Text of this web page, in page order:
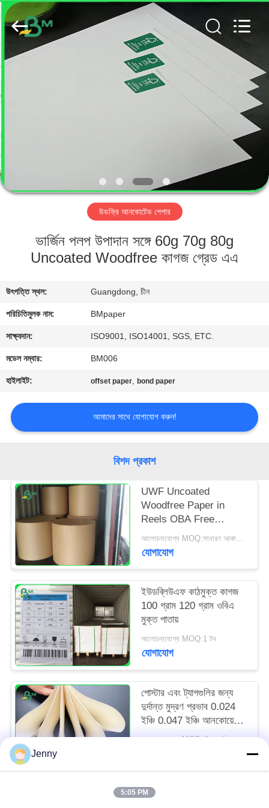
বাড়ি
পণ্য
আমাদের
সম্পর্কে
কারখানা
যোগাযোগ
করুন
খবর
কেস
PRIVACY
POLICY
GUANGZHOU
BMPAPER
CO.,
LTD..
Reserved.
উডফ্রি আনকোটেড পেপার
ভার্জিন পলপ উপাদান সঙ্গে 60g 70g 80g
Uncoated Woodfree কাগজ গ্রেড এএ
উৎপত্তি স্থল: Guangdong, চীন
পরিচিতিমুলক নাম: BMpaper
সাক্ষ্যদান: ISO9001, ISO14001, SGS, ETC.
মডেল নম্বার: BM006
হাইলাইট: offset paper,bond paper
আমাদের সাথে যোগাযোগ করুন!
বিশদ প্রকাশ
UWF Uncoated
Woodfree Paper in
Reels OBA Free
80gsm 100gsm
120gsm
আলোচনাযোগ্য MOQ:সাধারণ আকারের জন্য 1 টন এবং বিশেষ আকারের জন্য 10 টন
যোগাযোগ
ইউডব্লিউএফ কাঠমুক্ত কাগজ
100 গ্রাম 120 গ্রাম ওবিএ
মুক্ত পাতায়
আলোচনাযোগ্য MOQ:1 টন
যোগাযোগ
পোস্টার এবং ট্যাগগুলির জন্য
দুর্দান্ত মুদ্রণ প্রভাব 0.024
ইঞ্চি 0.047 ইঞ্চি আনকোয়েটেড
উডফ্রি পেপার
আলোচনাযোগ্য MOQ:স্ট্যান্ডার্ড আকারের জন্য 1 টন এবং বিশেষ আকারের জন্য 5 টন
Jenny
5:05 PM